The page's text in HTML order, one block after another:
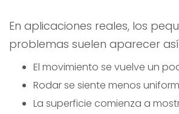
En aplicaciones reales, los
problemas suelen aparecer
El movimiento se vuelve un
Rodar se siente menos
La superficie comienza a